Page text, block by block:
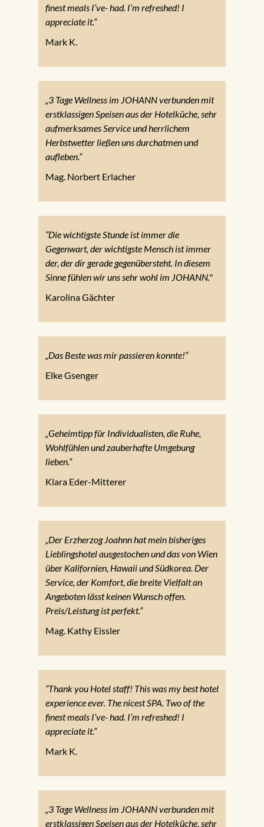
finest meals I’ve- had. I’m refreshed! I
appreciate it.“
Mark K.
„3 Tage Wellness im JOHANN verbunden mit
erstklassigen Speisen aus der Hotelküche, sehr
aufmerksames Service und herrlichem
Herbstwetter ließen uns durchatmen und
aufleben.“
Mag. Norbert Erlacher
“Die wichtigste Stunde ist immer die
Gegenwart, der wichtigste Mensch ist immer
der, der dir gerade gegenübersteht. In diesem
Sinne fühlen wir uns sehr wohl im JOHANN."
Karolina Gächter
„Das Beste was mir passieren konnte!“
Elke Gsenger
„Geheimtipp für Individualisten, die Ruhe,
Wohlfühlen und zauberhafte Umgebung
lieben.“
Klara Eder-Mitterer
„Der Erzherzog Joahnn hat mein bisheriges
Lieblingshotel ausgestochen und das von Wien
über Kalifornien, Hawaii und Südkorea. Der
Service, der Komfort, die breite Vielfalt an
Angeboten lässt keinen Wunsch offen.
Preis/Leistung ist perfekt.“
Mag. Kathy Eissler
“Thank you Hotel staff! This was my best hotel
experience ever. The nicest SPA. Two of the
finest meals I’ve- had. I’m refreshed! I
appreciate it.“
Mark K.
„3 Tage Wellness im JOHANN verbunden mit
erstklassigen Speisen aus der Hotelküche, sehr